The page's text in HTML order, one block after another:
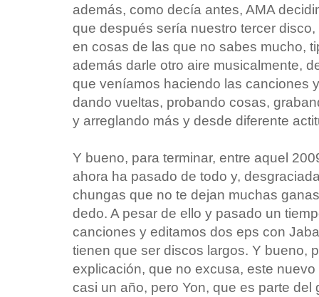
además, como decía antes, AMA
que después sería nuestro tercer
en cosas de las que no sabes mucho,
además darle otro aire musicalmente,
que veníamos haciendo las canciones
dando vueltas, probando cosas,
y arreglando más y desde diferente
Y bueno, para terminar, entre aquel
ahora ha pasado de todo y,
chungas que no te dejan muchas
dedo. A pesar de ello y pasado un
canciones y editamos dos eps con
tienen que ser discos largos. Y bueno,
explicación, que no excusa, este
casi un año, pero Yon, que es parte